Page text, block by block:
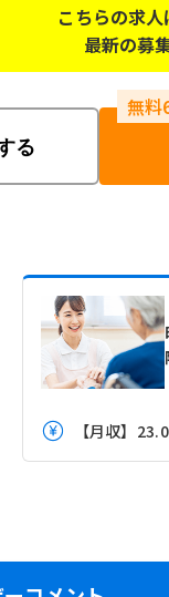
こちらの求人
最新の募
る
【月収】